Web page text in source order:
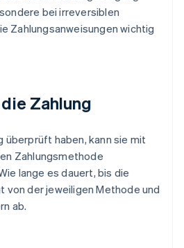
bei irreversiblen
Zahlungsanweisungen wichtig
Zahlung
überprüft haben, kann sie mit
Zahlungsmethode
lange es dauert, bis die
von der jeweiligen Methode und
ab.